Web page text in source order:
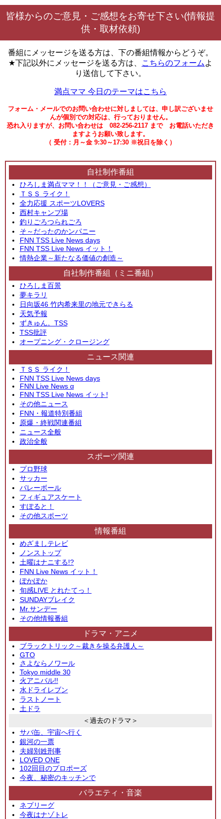
皆様からのご意見・ご感想をお寄せ下さい(情報提
供・取材依頼)
番組にメッセージを送る方は、下の番組情報からどうぞ。
★下記以外にメッセージを送る方は、
こちらのフォーム よ
り送信して下さい。
満点ママ 今日のテーマはこちら
フォーム・メールでのお問い合わせに対しましては、申し訳ございませ
んが個別での対応は、行っておりません。
恐れ入りますが、お問い合わせは 082-256-2117 まで お電話いただき
ますようお願い致します。
（ 受付：月～金 9:30～17:30 ※祝日を除く）
自社制作番組
ひろしま満点ママ！！（ご意見・ご感想）
ＴＳＳ ライク！
全力応援 スポーツLOVERS
西村キャンプ場
釣りごろつられごろ
そ～だったのかンパニー
FNN TSS Live News days
FNN TSS Live News イット！
情熱企業～新たなる価値の創造～
自社制作番組（ミニ番組）
ひろしま百景
夢キラリ
日向坂46 竹内希来里の地元できらる
天気予報
ずきゅん。TSS
TSS批評
オープニング・クロージング
ニュース関連
ＴＳＳ ライク！
FNN TSS Live News days
FNN Live News α
FNN TSS Live News イット!
その他ニュース
FNN・報道特別番組
原爆・終戦関連番組
ニュース全般
政治全般
スポーツ関連
プロ野球
サッカー
バレーボール
フィギュアスケート
すぽると！
その他スポーツ
情報番組
めざましテレビ
ノンストップ
土曜はナニする!?
FNN Live News イット！
ぽかぽか
旬感LIVE とれたてっ！
SUNDAYブレイク
Mr.サンデー
その他情報番組
ドラマ・アニメ
ブラックトリック～裁きを操る弁護人～
GTO
さよならノワール
Tokyo middle 30
火アニバル!!
水ドライレブン
ラストノート
土ドラ
＜過去のドラマ＞
サバ缶、宇宙へ行く
銀河の一票
夫婦別姓刑事
LOVED ONE
102回目のプロポーズ
今夜、秘密のキッチンで
バラエティ・音楽
ネプリーグ
今夜はナゾトレ